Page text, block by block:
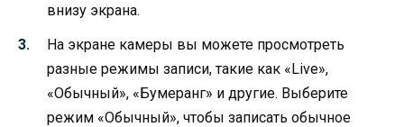
внизу экрана.
На экране камеры вы можете просмотреть
разные режимы записи, такие как «Live»,
«Обычный», «Бумеранг» и другие. Выберите
режим «Обычный», чтобы записать обычное